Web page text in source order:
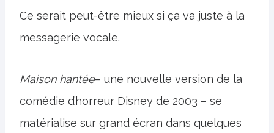
Ce serait peut-être mieux si ça va juste à la
messagerie vocale.
Maison hantée– une nouvelle version de la
comédie d’horreur Disney de 2003 – se
matérialise sur grand écran dans quelques